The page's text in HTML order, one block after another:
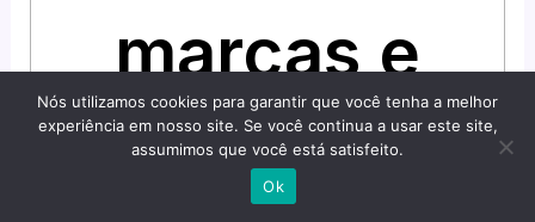
marcas e
modelos,
Nós utilizamos cookies para garantir que você tenha a melhor
experiência em nosso site. Se você continua a usar este site,
assumimos que você está satisfeito.
Ok